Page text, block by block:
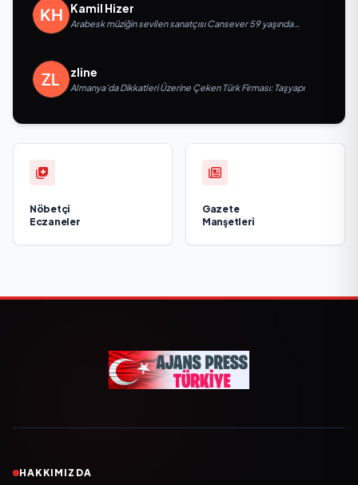
Kamil Hizer
Arabesk müziğin sevilen sanatçısı Cansever 59 yaşında
zline
Almanya’da Dikkatleri Üzerine Çeken Türk Firması: Taşyapı
Nöbetçi
Eczaneler
Gazete
Manşetleri
HAKKIMIZDA